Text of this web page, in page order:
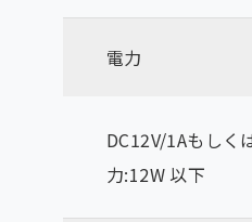
電力
DC12V/1Aもしく
力:12W 以下